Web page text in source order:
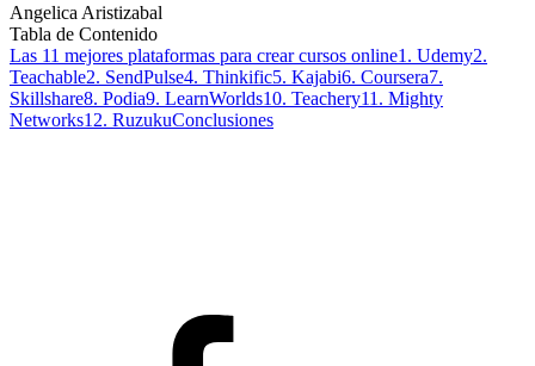
Angelica Aristizabal
Tabla de Contenido
Las 11 mejores plataformas para crear cursos online1. Udemy2.
Teachable2. SendPulse4. Thinkific5. Kajabi6. Coursera7.
Skillshare8. Podia9. LearnWorlds10. Teachery11. Mighty
Networks12. RuzukuConclusiones